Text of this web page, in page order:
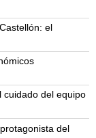
el
cuidado del equipo
del